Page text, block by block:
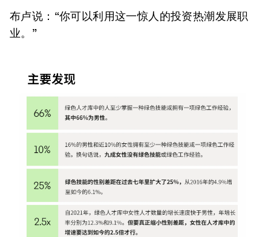
布卢说：“你可以利用这一惊人的投资热潮发展职
业。”